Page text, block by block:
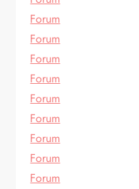
Forum
Forum
Forum
Forum
Forum
Forum
Forum
Forum
Forum